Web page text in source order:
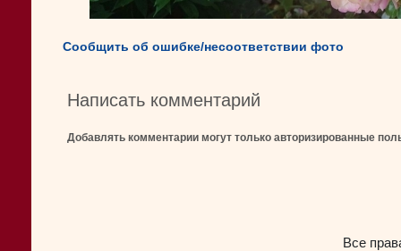
Сообщить об ошибке/несоответствии фото
Написать комментарий
Добавлять комментарии могут только авторизированные
Все